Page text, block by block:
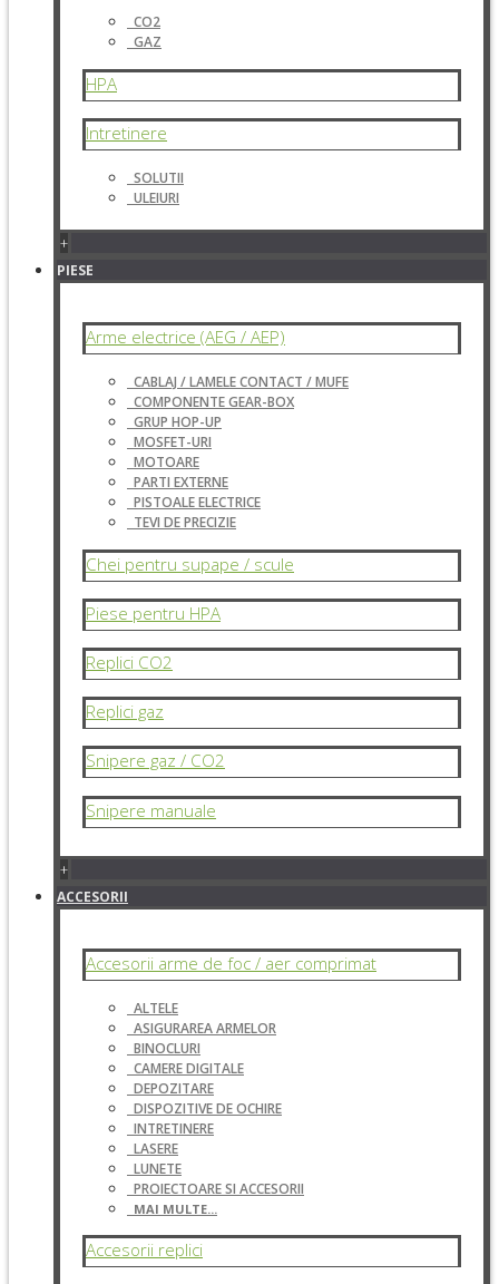
CO2
GAZ
HPA
Intretinere
SOLUTII
ULEIURI
+
PIESE
Arme electrice (AEG / AEP)
CABLAJ / LAMELE CONTACT / MUFE
COMPONENTE GEAR-BOX
GRUP HOP-UP
MOSFET-URI
MOTOARE
PARTI EXTERNE
PISTOALE ELECTRICE
TEVI DE PRECIZIE
Chei pentru supape / scule
Piese pentru HPA
Replici CO2
Replici gaz
Snipere gaz / CO2
Snipere manuale
+
ACCESORII
Accesorii arme de foc / aer comprimat
ALTELE
ASIGURAREA ARMELOR
BINOCLURI
CAMERE DIGITALE
DEPOZITARE
DISPOZITIVE DE OCHIRE
INTRETINERE
LASERE
LUNETE
PROIECTOARE SI ACCESORII
MAI MULTE...
Accesorii replici